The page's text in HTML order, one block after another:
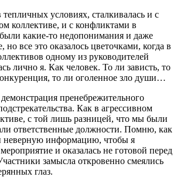
условиях, сталкивалась и с
коллективе, и с конфликтами в
какие-то недопонимания и даже
но все это оказалось цветочками, когда в
одному из руководителей
лично я. Как человек. То ли зависть, то
то ли оголенное зло души…
пренебрежительного
Как в агрессивном
с той лишь разницей, что мы были
ответственные должности. Помню, как
неверную информацию, чтобы я
и оказалась не готовой перед
замысла откровенно смеялись
глаз.